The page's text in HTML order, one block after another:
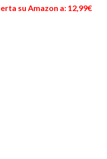
su Amazon a: 12,99€